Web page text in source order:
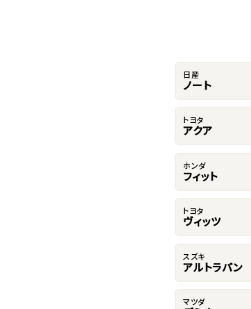
日産
ノート
トヨタ
アクア
ホンダ
フィット
トヨタ
ヴィッツ
スズキ
アルトラパン
マツダ